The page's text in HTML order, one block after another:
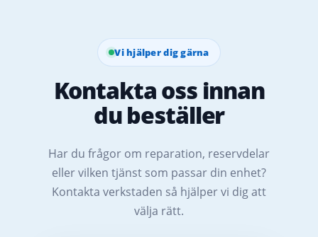
Vi hjälper dig gärna
Kontakta oss innan
du beställer
Har du frågor om reparation, reservdelar
eller vilken tjänst som passar din enhet?
Kontakta verkstaden så hjälper vi dig att
välja rätt.